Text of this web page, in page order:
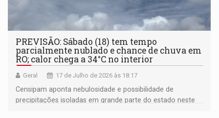
PREVISÃO: Sábado (18) tem tempo
parcialmente nublado e chance de chuva em
RO; calor chega a 34°C no interior
Geral 17 de Julho de 2026 às 18:17
Censipam aponta nebulosidade e possibilidade de
precipitações isoladas em grande parte do estado neste